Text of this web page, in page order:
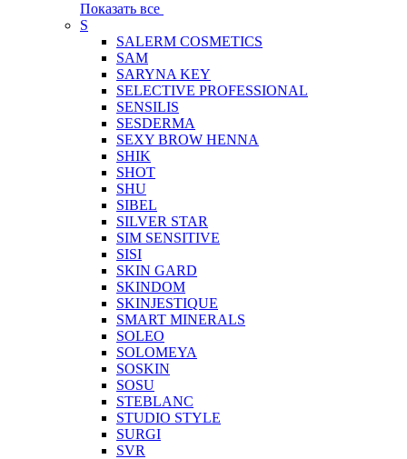
Показать все
S
SALERM COSMETICS
SAM
SARYNA KEY
SELECTIVE PROFESSIONAL
SENSILIS
SESDERMA
SEXY BROW HENNA
SHIK
SHOT
SHU
SIBEL
SILVER STAR
SIM SENSITIVE
SISI
SKIN GARD
SKINDOM
SKINJESTIQUE
SMART MINERALS
SOLEO
SOLOMEYA
SOSKIN
SOSU
STEBLANC
STUDIO STYLE
SURGI
SVR